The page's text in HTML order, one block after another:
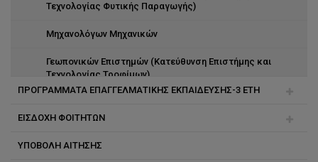
Τεχνολογίας Φυτικής Παραγωγής)
Μηχανολόγων Μηχανικών
Γεωπονικών Επιστημών (Κατεύθυνση Επιστήμης και
Τεχνολογίας Τροφίμων)
ΠΡΟΓΡΑΜΜΑΤΑ ΕΠΑΓΓΕΛΜΑΤΙΚΗΣ ΕΚΠΑΙΔΕΥΣΗΣ-3 ΕΤΗ
Μαγειρικές Τέχνες-γλώσσα διδασκαλίας Ελληνική
Ξενοδοχειακή και Τουριστική Διεύθυνση
ΕΙΣΔΟΧΗ ΦΟΙΤΗΤΩΝ
Παγκύπριες Εξετάσεις
ΥΠΟΒΟΛΗ ΑΙΤΗΣΗΣ